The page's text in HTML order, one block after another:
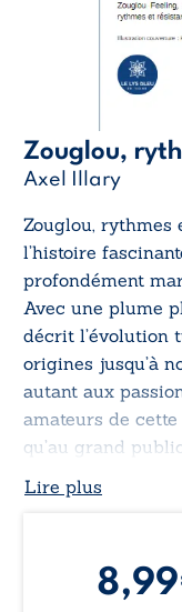
Zouglou,
Axel Illary
Zouglou, rythmes
l’histoire
profondément
Avec une plume
décrit l’évolution
origines jusqu’à
autant aux
amateurs de cette
qu’au grand
Lire plus
8,99